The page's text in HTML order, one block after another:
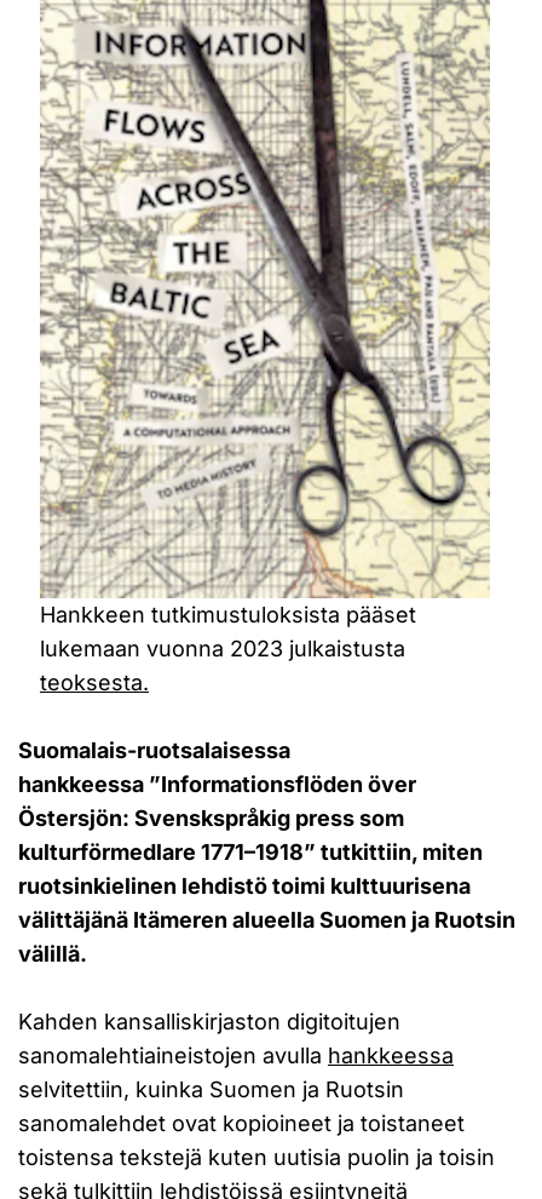
Hankkeen tutkimustuloksista pääset
lukemaan vuonna 2023 julkaistusta
teoksesta.
Suomalais-ruotsalaisessa
hankkeessa ”Informationsflöden över
Östersjön: Svenskspråkig press som
kulturförmedlare 1771–1918” tutkittiin, miten
ruotsinkielinen lehdistö toimi kulttuurisena
välittäjänä Itämeren alueella Suomen ja Ruotsin
välillä.
Kahden kansalliskirjaston digitoitujen
sanomalehtiaineistojen avulla hankkeessa
selvitettiin, kuinka Suomen ja Ruotsin
sanomalehdet ovat kopioineet ja toistaneet
toistensa tekstejä kuten uutisia puolin ja toisin
sekä tulkittiin lehdistöissä esiintyneitä